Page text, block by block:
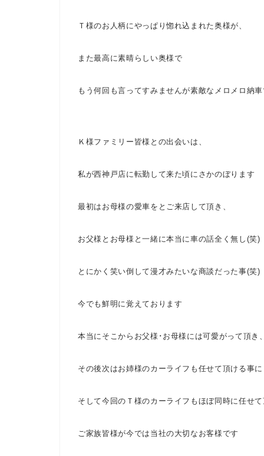
Ｔ様のお人柄にやっぱり惚れ込まれた奥様が、
また最高に素晴らしい奥様で
もう何回も言ってすみませんが素敵なメロメロ納
Ｋ様ファミリー皆様との出会いは、
私が西神戸店に転勤して来た頃にさかのぼります
最初はお母様の愛車をとご来店して頂き、
お父様とお母様と一緒に本当に車の話全く無し(笑)
とにかく笑い倒して漫才みたいな商談だった事(笑)
今でも鮮明に覚えております
本当にそこからお父様･お母様には可愛がって頂き
その後次はお姉様のカーライフも任せて頂ける事に
そして今回のＴ様のカーライフもほぼ同時に任せ
ご家族皆様が今では当社の大切なお客様です